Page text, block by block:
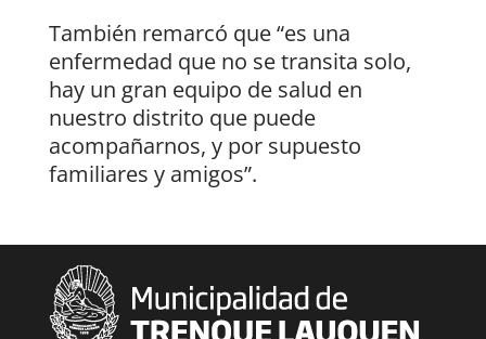
También remarcó que “es una
enfermedad que no se transita solo,
hay un gran equipo de salud en
nuestro distrito que puede
acompañarnos, y por supuesto
familiares y amigos”.